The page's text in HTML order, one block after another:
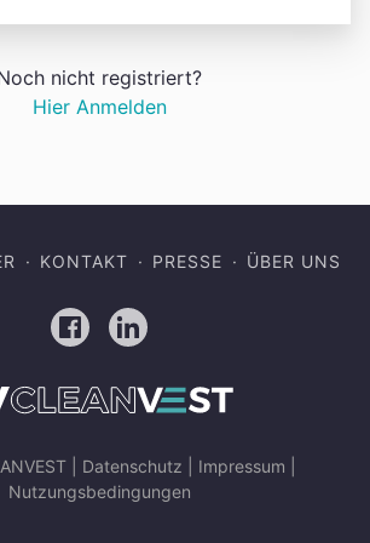
nicht registriert?
Hier Anmelden
KONTAKT PRESSE ÜBER UNS
FacebookLinkedIn
| Datenschutz Impressum
Nutzungsbedingungen